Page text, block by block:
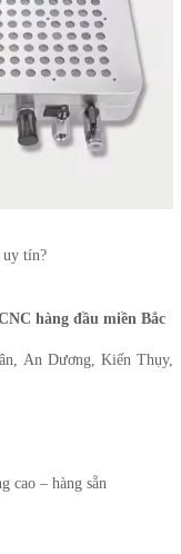
uy tín?
hàng đầu miền Bắc
An Dương, Kiến Thụy,
cao – hàng sẵn